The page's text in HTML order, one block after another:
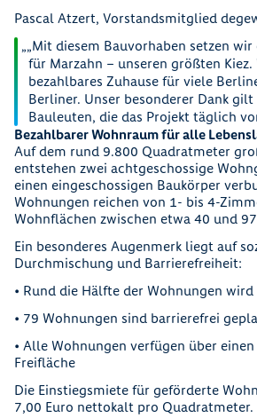
Pascal Atzert, Vorstandsmitglied
„Mit diesem Bauvorhaben setzen wir
für Marzahn – unseren größten Kiez.
bezahlbares Zuhause für viele
Berliner. Unser besonderer Dank
Bauleuten, die das Projekt täglich
Bezahlbarer Wohnraum für alle
Auf dem rund 9.800 Quadratmeter
entstehen zwei achtgeschossige
einen eingeschossigen Baukörper
Wohnungen reichen von 1- bis 4-
Wohnflächen zwischen etwa 40 und
Ein besonderes Augenmerk liegt auf
Durchmischung und Barrierefreiheit:
• Rund die Hälfte der Wohnungen
• 79 Wohnungen sind barrierefrei
• Alle Wohnungen verfügen über
Freifläche
Die Einstiegsmiete für geförderte
7,00 Euro nettokalt pro Quadratmeter.